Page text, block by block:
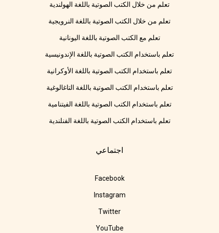
تعلم من خلال الكتب الصوتية باللغة الهولندية
تعلم من خلال الكتب الصوتية باللغة النرويجية
تعلم مع الكتب الصوتية باللغة اليونانية
تعلم باستخدام الكتب الصوتية باللغة الإندونيسية
تعلم باستخدام الكتب الصوتية باللغة الأوكرانية
تعلم باستخدام الكتب الصوتية باللغة التاغالوغية
تعلم باستخدام الكتب الصوتية باللغة الفيتنامية
تعلم باستخدام الكتب الصوتية باللغة الفنلندية
اجتماعي
Facebook
Instagram
Twitter
YouTube